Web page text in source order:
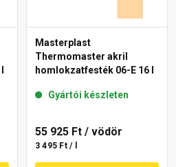
Masterplast
Thermomaster akril
homlokzatfesték 06-E 16 l
Gyártói készleten
55 925 Ft / vödör
3 495 Ft / l